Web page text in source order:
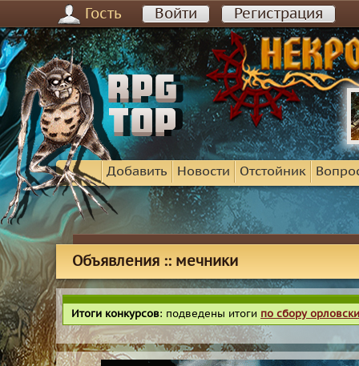
Гость Войти Регистрация
Добавить Новости Отстойник
Объявления :: мечники
Итоги конкурсов: подведены итоги по сбору